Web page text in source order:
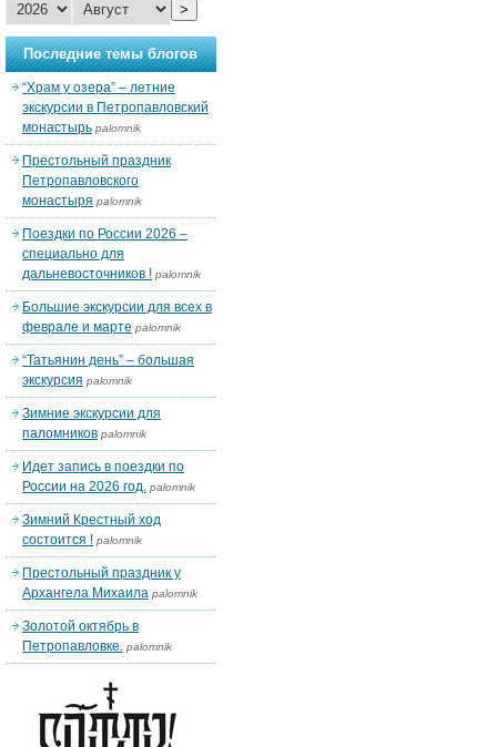
>
Последние темы блогов
“Храм у озера” – летние
экскурсии в Петропавловский
монастырь palomnik
Престольный праздник
Петропавловского
монастыря palomnik
Поездки по России 2026 –
специально для
дальневосточников ! palomnik
Большие экскурсии для всех в
феврале и марте palomnik
“Татьянин день” – большая
экскурсия palomnik
Зимние экскурсии для
паломников palomnik
Идет запись в поездки по
России на 2026 год. palomnik
Зимний Крестный ход
состоится ! palomnik
Престольный праздник у
Архангела Михаила palomnik
Золотой октябрь в
Петропавловке. palomnik